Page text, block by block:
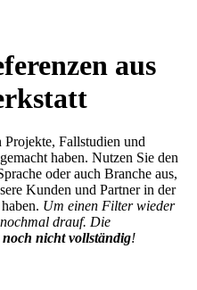
aus
Fallstudien und
haben. Nutzen Sie den
oder auch Branche aus,
Kunden und Partner in der
Um einen Filter wieder
drauf. Die
noch nicht vollständig!